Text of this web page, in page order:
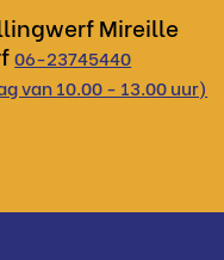
Mireille
06-23745440
van 10.00 - 13.00 uur)